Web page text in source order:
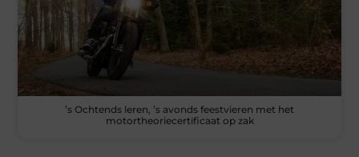
’s Ochtends leren, ’s avonds feestvieren met het
motortheoriecertificaat op zak